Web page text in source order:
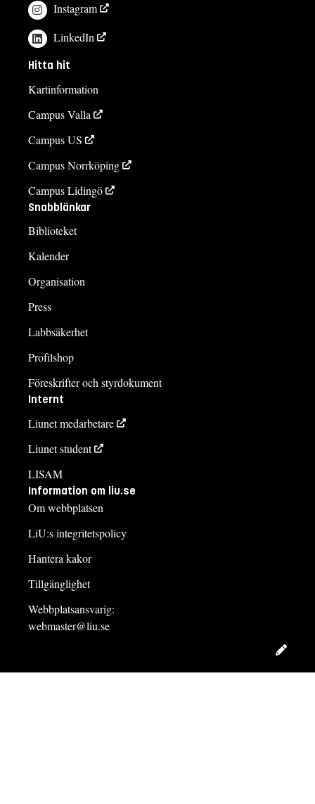
Instagram
LinkedIn
Hitta hit
Kartinformation
Campus Valla
Campus US
Campus Norrköping
Campus Lidingö
Snabblänkar
Biblioteket
Kalender
Organisation
Press
Labbsäkerhet
Profilshop
Föreskrifter och styrdokument
Internt
Liunet medarbetare
Liunet student
LISAM
Information om liu.se
Om webbplatsen
LiU:s integritetspolicy
Hantera kakor
Tillgänglighet
Webbplatsansvarig:
webmaster@liu.se